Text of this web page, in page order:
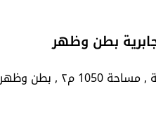
بطن وظهر
السعر مليون و 100 الف د.ك